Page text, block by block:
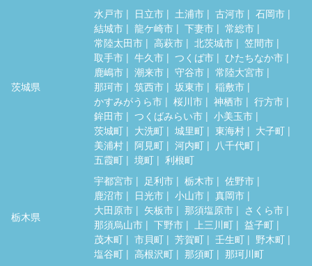
茨城県
水戸市 日立市 土浦市 古河市
石岡市
結城市
龍ケ崎市 下妻市
常総市
常陸太田市
高萩市 北茨城市
笠間市
取手市
牛久市 つくば市
ひたちなか市
鹿嶋市
潮来市 守谷市
常陸大宮市
那珂市
筑西市 坂東市
稲敷市
かすみがうら市
桜川市 神栖市
行方市
鉾田市
つくばみらい市
小美玉市
茨城町
大洗町 城里町 東海村
大子町
美浦村
阿見町 河内町
八千代町
五霞町
境町 利根町
栃木県
宇都宮市 足利市 栃木市
佐野市
鹿沼市
日光市 小山市
真岡市
大田原市
矢板市 那須塩原市
さくら市
那須烏山市
下野市 上三川町
益子町
茂木町
市貝町 芳賀町 壬生町
野木町
塩谷町
高根沢町 那須町 那珂川町